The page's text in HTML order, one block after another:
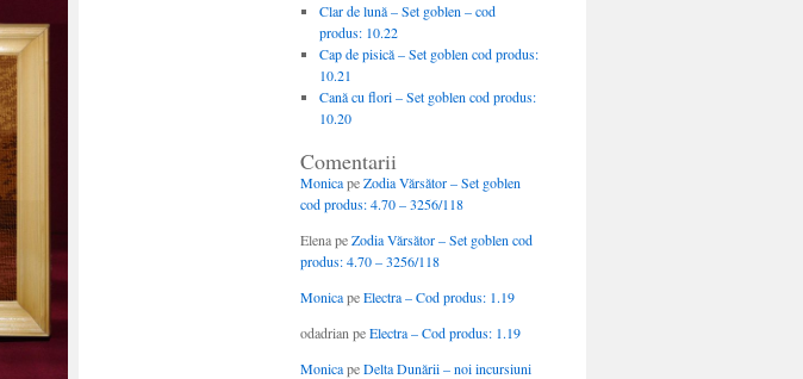
Clar de lună – Set goblen – cod
produs: 10.22
Cap de pisică – Set goblen cod produs:
10.21
Cană cu flori – Set goblen cod produs:
10.20
Comentarii
MonicapeZodia Vărsător – Set goblen
cod produs: 4.70 – 3256/118
ElenapeZodia Vărsător – Set goblen cod
produs: 4.70 – 3256/118
MonicapeElectra – Cod produs: 1.19
odadrian peElectra – Cod produs: 1.19
MonicapeDelta Dunării – noi incursiuni